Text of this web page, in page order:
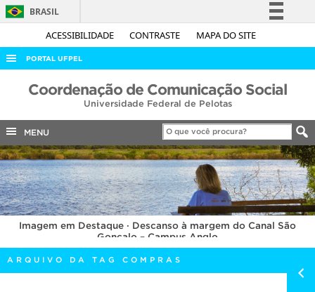
ACESSIBILIDADE CONTRASTE MAPA DO SITE
BRASIL
Simplifique!
Acesso à informação
Legislação
Canais
PORTAL UFPEL
ACESSO À INFORMAÇÃO
COBALTO
CONCURSOS
EDITAIS
INTERNACIONAL
OUVIDORIA
PORTARIAS
TELEFONES
Coordenação de Comunicação Social
Universidade Federal de Pelotas
MENU
Imagem em Destaque · Descanso à margem do Canal São
Gonçalo – Campus Anglo
ARQUIVO DA TAG COMPRAS